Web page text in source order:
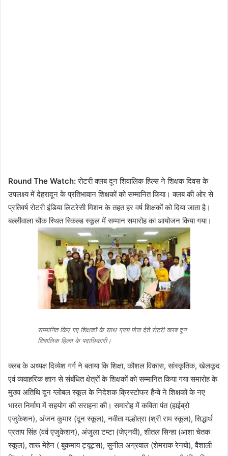
Round The Watch:रोटरी क्लब दून शिवालिक हिल्स ने शिक्षक दिवस के
उपलक्ष्य में देहरादून के प्रतिभावान शिक्षकों को सम्मानित किया। क्लब की ओर से
प्रतिवर्ष रोटरी इंडिया लिटरेसी मिशन के तहत हर वर्ष शिक्षकों को दिया जाता है।
बल्लीवाला चौक स्थित स्किल्ड स्कूल में सम्मान समारोह का आयोजन किया गया।
सम्मानित किए गए शिक्षकों के साथ ग्रुप पोज देते रोटरी क्लब दून
शिवालिक हिल्स के पदाधिकारी।
क्लब के अध्यक्ष दिव्येश गर्ग ने बतायाकि शिक्षा, कौशल विकास, सांस्कृतिक, खेलकूद
एवं व्यवाहरिक ज्ञान से संबंधित क्षेत्रों के शिक्षकों को सम्मानित किया गया समारोह के
मुख्य अतिथि दून ग्लोबल स्कूल के निदेशक क्रिस्टोफर हैंन्वे ने शिक्षकों के नए
भारत निर्माण में सहयोग की सराहना की। समारोह में कविता पंत (हाईब्रो
एजुकेशन), अंजन कुमार (दून स्कूल), नवीता मल्होत्रा (श्री राम स्कूल), सिद्धार्थ
प्रताप सिंह (वर्व एजुकेशन), अंजुला टम्टा (जेएनवी), शीतल सिन्हा (आशा चेतक
स्कूल), तारू मेहेन ( बुकमाय ट्यूट्स), सुनील अग्रवाल (शेमराक रेनबो), वैशाली